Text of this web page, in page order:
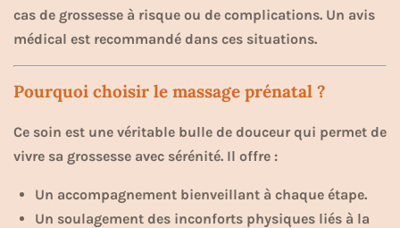
cas de grossesse à risque ou de complications. Un avis
médical est recommandé dans ces situations.
Pourquoi choisir le massage prénatal ?
Ce soin est une véritable bulle de douceur qui permet de
vivre sa grossesse avec sérénité. Il offre :
Un accompagnement bienveillant à chaque étape.
Un soulagement des inconforts physiques liés à la